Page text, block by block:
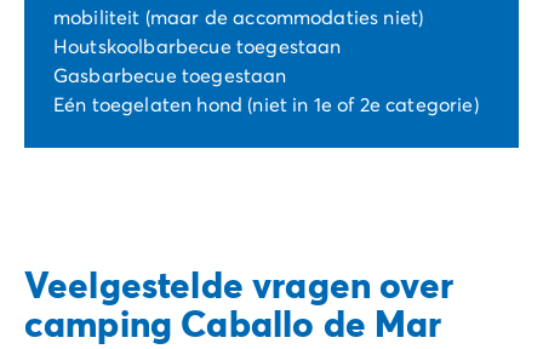
mobiliteit (maar de accommodaties niet)
Houtskoolbarbecue toegestaan
Gasbarbecue toegestaan
Eén toegelaten hond (niet in 1e of 2e categorie)
Veelgestelde vragen over
camping Caballo de Mar